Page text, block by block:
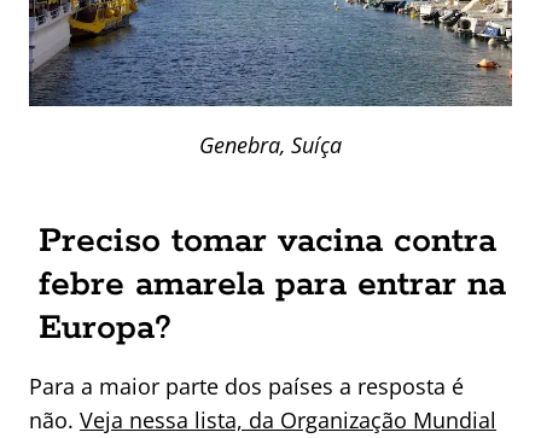
Genebra, Suíça
Preciso tomar vacina contra
febre amarela para entrar na
Europa?
Para a maior parte dos países a resposta é
não. Veja nessa lista, da Organização Mundial